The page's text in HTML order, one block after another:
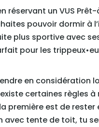
réservant un VUS
pouvoir dormir à
plus sportive avec
pour les
en considération
certaines règles
première est de
avec tente de toit, tu